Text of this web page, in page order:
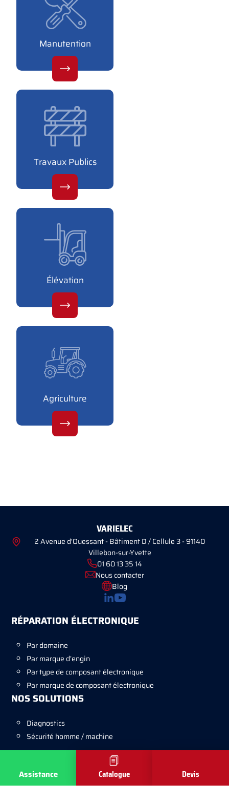
Assistance Catalogue Devis
Manutention
Travaux Publics
Élévation
Agriculture
VARIELEC
2 Avenue d'Ouessant - Bâtiment D / Cellule 3 - 91140
Villebon-sur-Yvette
01 60 13 35 14
Nous contacter
Blog
RÉPARATION ÉLECTRONIQUE
Par domaine
Par marque d’engin
Par type de composant électronique
Par marque de composant électronique
NOS SOLUTIONS
Diagnostics
Sécurité homme / machine